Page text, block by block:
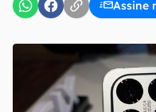
Assine
Uso e Política de